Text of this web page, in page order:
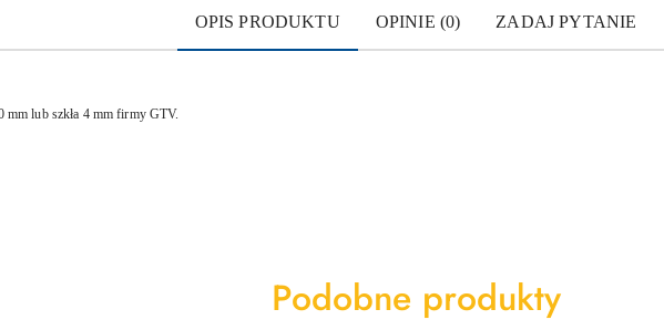
OPIS PRODUKTU OPINIE (0) ZADAJ PYTANIE
mm lub szkła 4 mm firmy GTV.
Produkty
Podobne produkty